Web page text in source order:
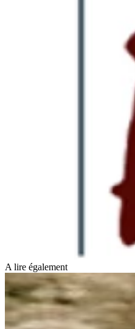
A lire également